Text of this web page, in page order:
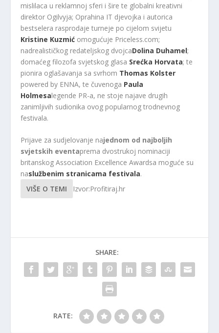
mislilaca u reklamnoj sferi i šire te globalni kreativni
direktor Ogilvyja; Oprahina IT djevojka i autorica
bestselera rasprodaje turneje po cijelom svijetu
Kristine Kuzmić omogućuje Priceless.com;
nadrealističkog redateljskog dvojcaDolina Duhamel;
domaćeg filozofa svjetskog glasa Srećka Horvata; te
pionira oglašavanja sa svrhom Thomas Kolster
powered by ENNA, te čuvenoga Paula
Holmesalegende PR-a, ne stoje najave drugih
zanimljivih sudionika ovog popularnog trodnevnog
festivala.
Prijave za sudjelovanje najednom od najboljih
svjetskih eventaprema dvostrukoj nominaciji
britanskog Association Excellence Awardsa moguće su
naslužbenim stranicama festivala.
VIŠE O TEMI
Izvor:Profitiraj.hr
SHARE:
RATE: